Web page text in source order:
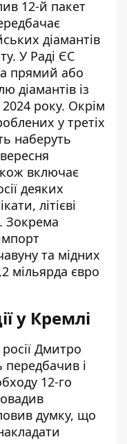
12-й пакет
діамантів
У Раді ЄС
прямий або
діамантів із
2024 року. Окрім
у третіх
наберуть
включає
деяких
літієві
Зокрема
та мідних
мільярда євро
у Кремлі
Дмитро
передбачив і
12-го
думку, що